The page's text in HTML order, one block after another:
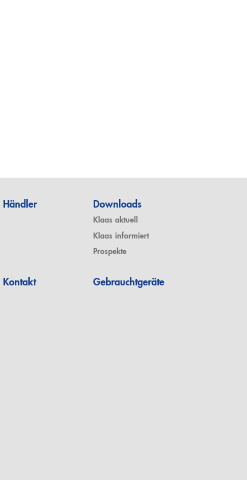
Händler Downloads
Klaas aktuell
Klaas informiert
Prospekte
Kontakt Gebrauchtgeräte